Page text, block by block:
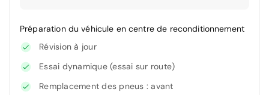
Préparation du véhicule en centre de reconditionnement
Révision à jour
Essai dynamique (essai sur route)
Remplacement des pneus : avant